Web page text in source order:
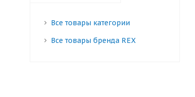
Все товары категории
Все товары бренда REX